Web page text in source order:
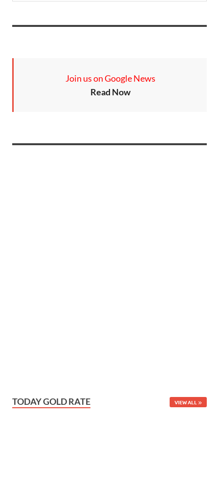
Join us on Google News
Read Now
TODAY GOLD RATE VIEW ALL